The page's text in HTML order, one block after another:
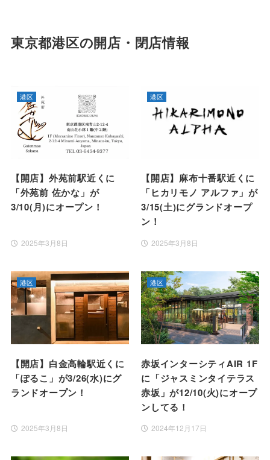
東京都港区の開店・閉店情報
【開店】外苑前駅近くに
「外苑前 佐かな」が
3/10(月)にオープン！
港区
2025年3月8日
【開店】麻布十番駅近くに
「ヒカリモノ アルファ」が
3/15(土)にグランドオープ
ン！
港区
2025年3月8日
【開店】白金高輪駅近くに
「ぽるこ」が3/26(水)にグ
ランドオープン！
港区
2025年3月8日
赤坂インターシティAIR 1F
に「ジャスミンタイテラス
赤坂」が12/10(火)にオープ
ンしてる！
港区
2024年12月17日